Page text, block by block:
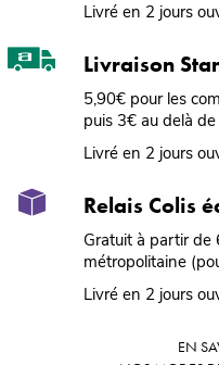
Livré en 2 jours
Livraison
5,90€ pour les
puis 3€ au delà
Livré en 2 jours
Relais Colis
Gratuit à partir de
métropolitaine
Livré en 2 jours
EN